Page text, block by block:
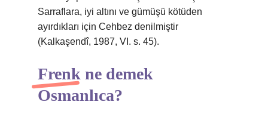
Sarraflara, iyi altını ve gümüşü kötüden
ayırdıkları için Cehbez denilmiştir
(Kalkaşendî, 1987, VI. s. 45).
Frenk ne demek
Osmanlıca?